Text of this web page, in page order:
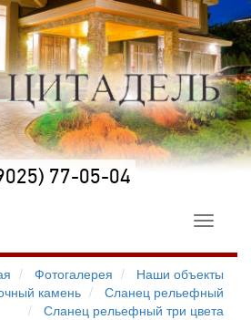
77-05-04
Toggle
Фотогалерея
Наши объекты
камень
Сланец рельефный
Сланец рельефный три цвета